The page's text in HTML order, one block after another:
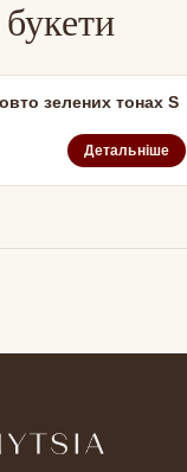
зелених тонах S
Детальніше